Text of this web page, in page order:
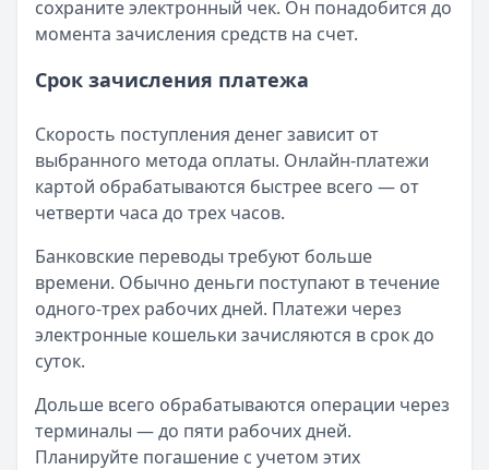
сохраните электронный чек. Он понадобится до
момента зачисления средств на счет.
Срок зачисления платежа
Скорость поступления денег зависит от
выбранного метода оплаты. Онлайн-платежи
картой обрабатываются быстрее всего — от
четверти часа до трех часов.
Банковские переводы требуют больше
времени. Обычно деньги поступают в течение
одного-трех рабочих дней. Платежи через
электронные кошельки зачисляются в срок до
суток.
Дольше всего обрабатываются операции через
терминалы — до пяти рабочих дней.
Планируйте погашение с учетом этих